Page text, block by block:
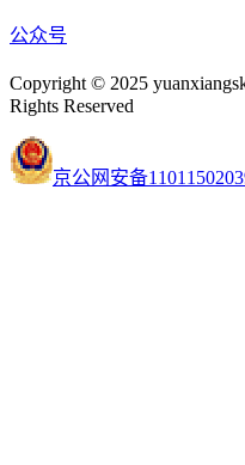
公众号
Copyright © 2025
Rights Reserved
京公网安备